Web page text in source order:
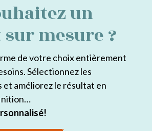
un
mesure ?
de votre choix entièrement
Sélectionnez les
améliorez le résultat en